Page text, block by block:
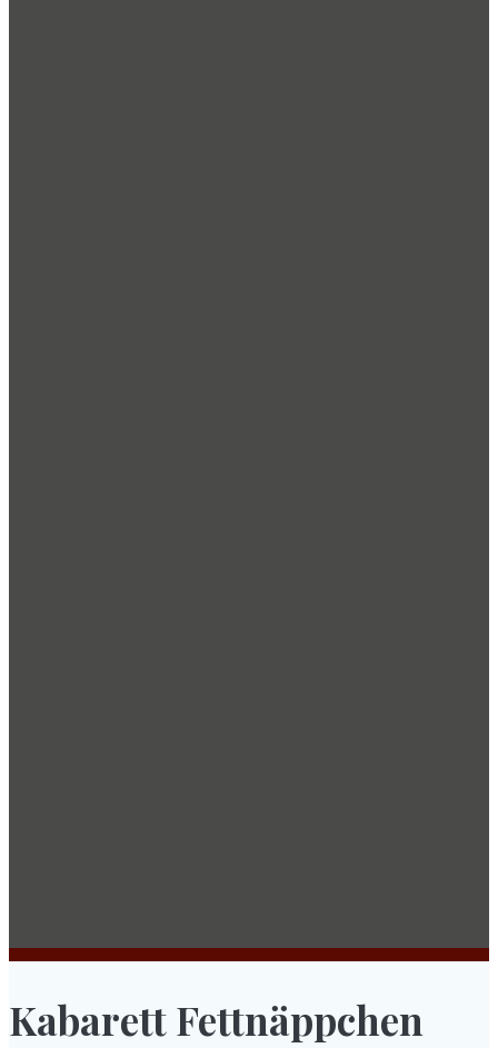
Kabarett Fettnäppchen